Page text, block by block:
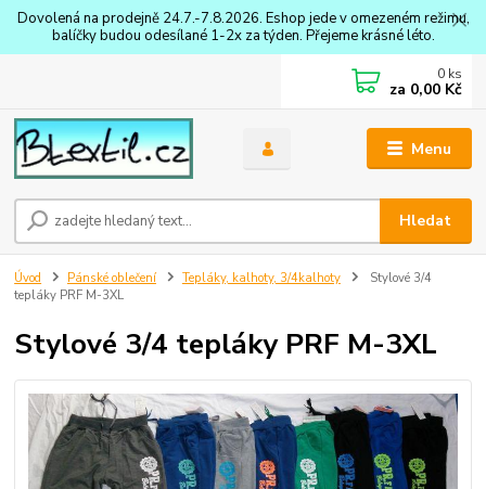
Dovolená na prodejně 24.7.-7.8.2026. Eshop jede v omezeném režimu,
balíčky budou odesílané 1-2x za týden. Přejeme krásné léto.
Menu
Hledat
0 ks
za 0,00 Kč
Úvod Pánské oblečení Tepláky, kalhoty, 3/4kalhoty
Stylové 3/4
tepláky PRF M-3XL
Stylové 3/4 tepláky PRF M-3XL